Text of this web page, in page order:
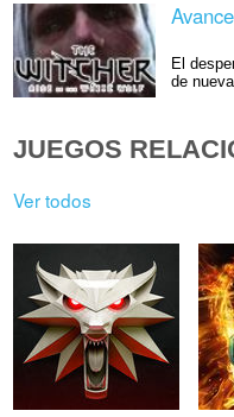
Avance
El
de
JUEGOS
Ver todos